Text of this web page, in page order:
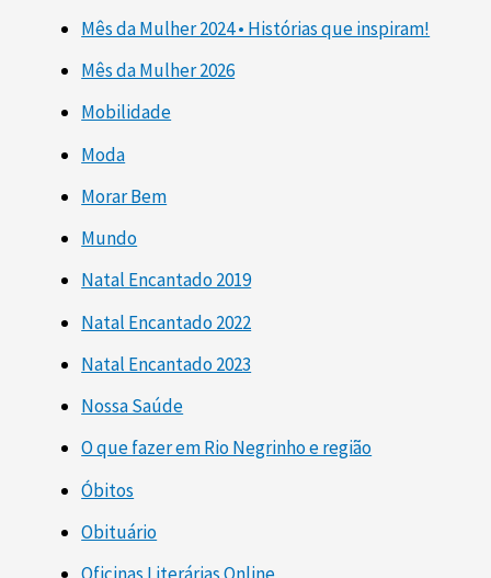
Mês da Mulher 2024 • Histórias que inspiram!
Mês da Mulher 2026
Mobilidade
Moda
Morar Bem
Mundo
Natal Encantado 2019
Natal Encantado 2022
Natal Encantado 2023
Nossa Saúde
O que fazer em Rio Negrinho e região
Óbitos
Obituário